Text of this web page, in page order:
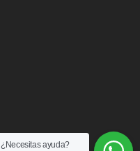
¿Necesitas ayuda?